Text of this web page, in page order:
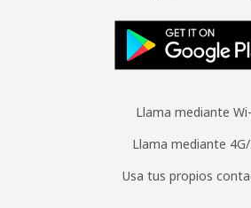
Llama mediante
Llama mediante
Usa tus propios